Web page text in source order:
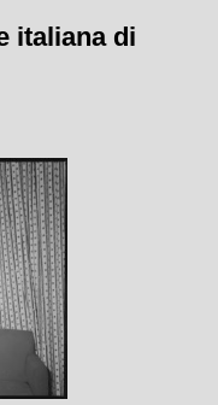
italiana di